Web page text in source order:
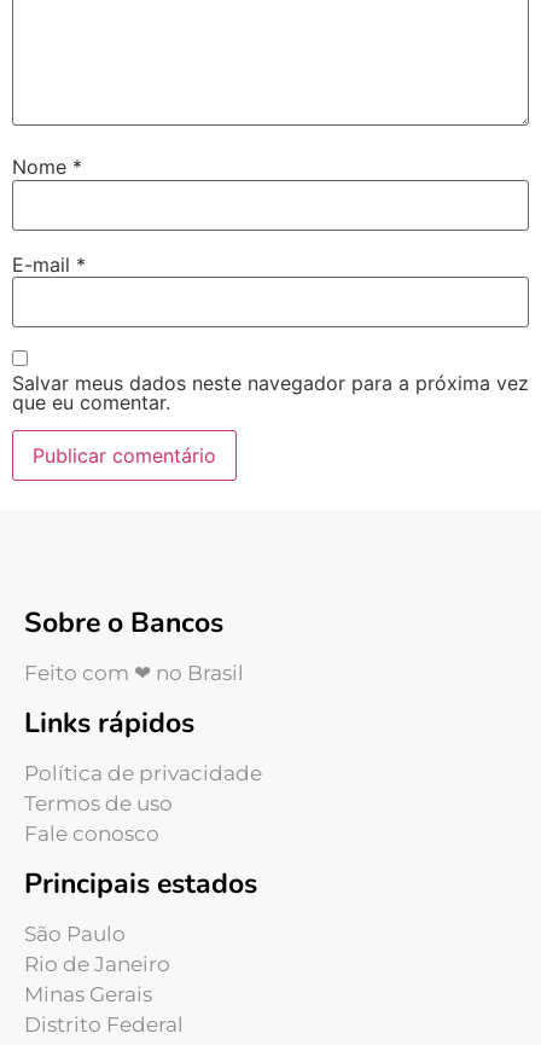
Nome *
E-mail *
Salvar meus dados neste navegador para a próxima vez
que eu comentar.
Sobre o Bancos
Feito com ❤ no Brasil
Links rápidos
Política de privacidade
Termos de uso
Fale conosco
Principais estados
São Paulo
Rio de Janeiro
Minas Gerais
Distrito Federal